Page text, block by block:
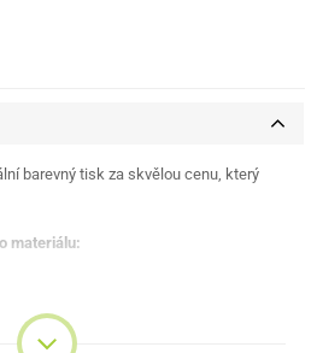
barevný tisk za skvělou cenu, který
materiálu: